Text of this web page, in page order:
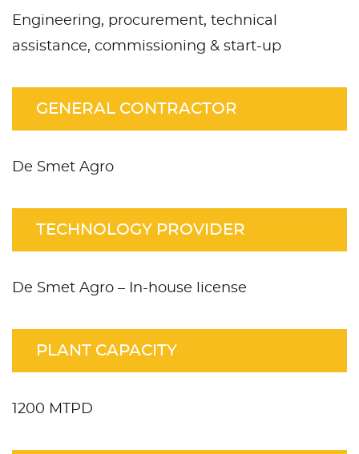
Engineering, procurement, technical
assistance, commissioning & start-up
GENERAL CONTRACTOR
De Smet Agro
TECHNOLOGY PROVIDER
De Smet Agro – In-house license
PLANT CAPACITY
1200 MTPD